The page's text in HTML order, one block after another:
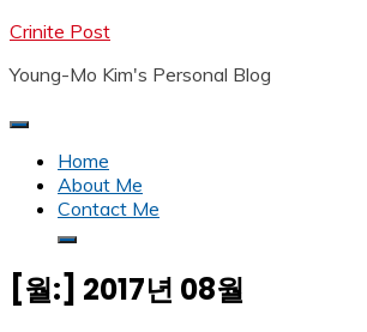
Skip
content
Crinite Post
Young-Mo Kim's Personal Blog
Home
About Me
Contact Me
[월:] 2017년 08월